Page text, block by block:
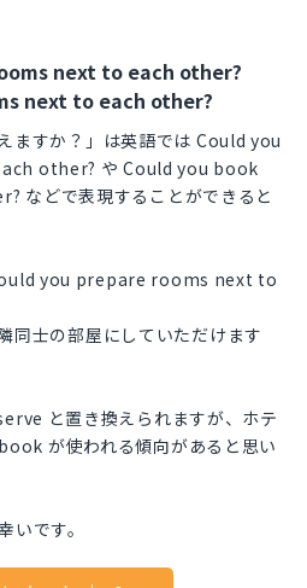
next to each other?
next to each other?
ますか？」は英語では Could you
other? や Could you book
どで表現することができると
you prepare rooms next to
同士の部屋にしていただけます
と置き換えられますが、ホテ
が使われる傾向があると思い
いです。